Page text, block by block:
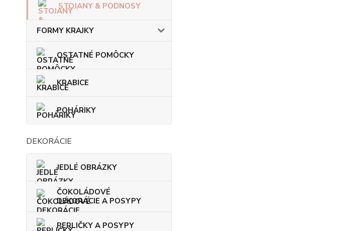
STOJANY & PODNOSY
FORMY KRAJKY
OSTATNÉ POMÔCKY
KRABICE
POHÁRIKY
DEKORÁCIE
JEDLÉ OBRÁZKY
ČOKOLÁDOVÉ
DEKORÁCIE A POSYPY
PERLIČKY A POSYPY